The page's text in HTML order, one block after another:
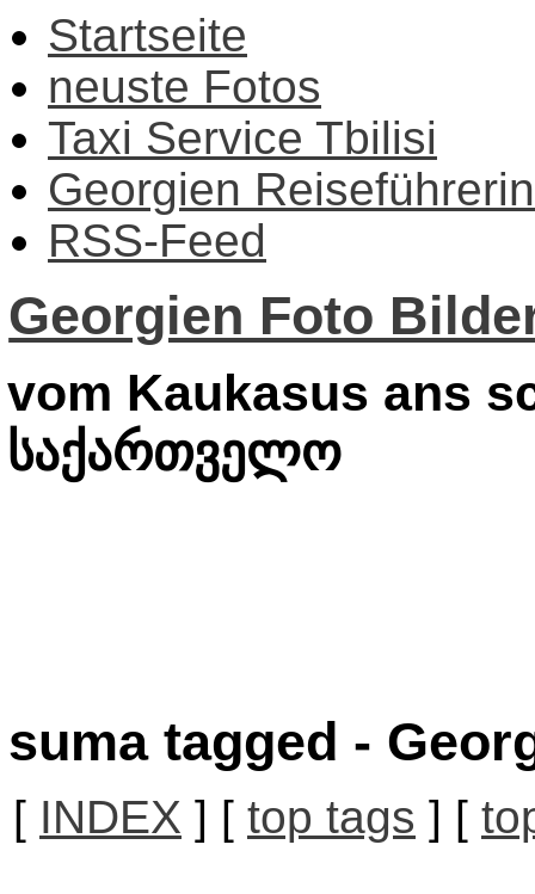
Startseite
neuste Fotos
Taxi Service Tbilisi
Georgien Reiseführerin
RSS-Feed
Georgien Foto
vom Kaukasus ans
საქართველო
suma tagged -
[ INDEX ] [ top tags ] [